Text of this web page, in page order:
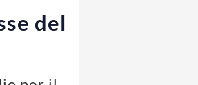
del